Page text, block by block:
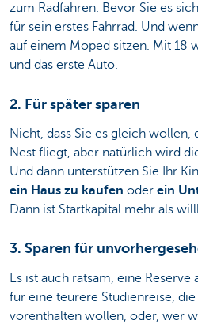
zum Radfahren. Bevor Sie es
für sein erstes Fahrrad. Und
auf einem Moped sitzen. Mit 18
und das erste Auto.
2. Für später sparen
Nicht, dass Sie es gleich wollen,
Nest fliegt, aber natürlich wird
Und dann unterstützen Sie Ihr
ein Haus zu kaufen oder ein
Dann ist Startkapital mehr als
3. Sparen für
Es ist auch ratsam, eine
für eine teurere Studienreise,
vorenthalten wollen, oder, wer